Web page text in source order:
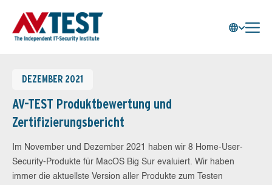
DEZEMBER 2021
AV-TEST Produktbewertung und
Zertifizierungsbericht
Im November und Dezember 2021 haben wir 8 Home-User-
Security-Produkte für MacOS Big Sur evaluiert. Wir haben
immer die aktuellste Version aller Produkte zum Testen